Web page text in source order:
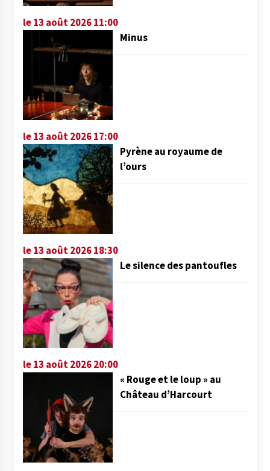
le 13 août 2026 11:00
Minus
le 13 août 2026 17:00
Pyrène au royaume de
l’ours
le 13 août 2026 18:30
Le silence des pantoufles
le 13 août 2026 20:00
« Rouge et le loup » au
Château d’Harcourt